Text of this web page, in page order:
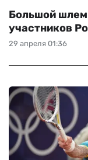
29 апреля 01:36
Большой шлем
участников